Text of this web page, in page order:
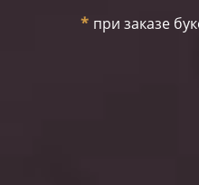
* при заказе